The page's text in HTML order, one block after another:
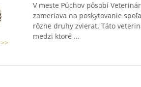
V meste Púchov pôsobí
zameriava na poskytovanie
rôzne druhy zvierat. Táto
medzi ktoré ...